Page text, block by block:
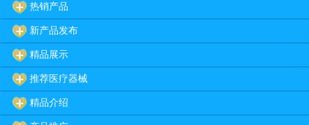
热销产品
新产品发布
精品展示
推荐医疗器械
精品介绍